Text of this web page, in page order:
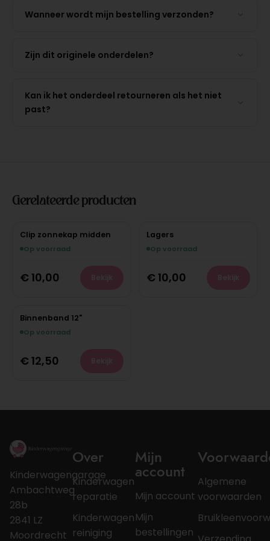
Wanneer wordt mijn bestelling verzonden?
Zijn dit originele onderdelen?
Kan ik het onderdeel retourneren als het niet
past?
Gerelateerde producten
Clip zonnekap midden
Op voorraad
€ 10,00
Lagers
Op voorraad
€ 10,00
Binnenband 12"
Op voorraad
€ 12,50
Kinderwagengarage
Ambachtweg
28b
2841 LZ
Moordrecht
Over
Kinderwagen
reparatie
Kinderwagen
reiniging
Mijn
account
Mijn account
Mijn
bestellingen
Algemene
voorwaarden